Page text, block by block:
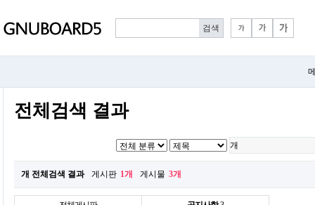
전체검색 결과
개 전체검색 결과 게시판 1개 게시물 3개